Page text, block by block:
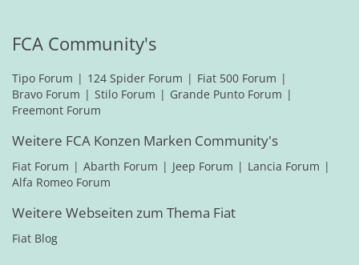
FCA Community's
Tipo Forum 124 Spider Forum
Fiat 500 Forum
Bravo Forum
Stilo Forum
Grande Punto Forum
Freemont Forum
Weitere FCA Konzen Marken Community's
Fiat Forum Abarth Forum Jeep Forum
Lancia Forum
Alfa Romeo Forum
Weitere Webseiten zum Thema Fiat
Fiat Blog